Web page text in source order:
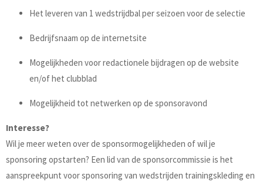
Het leveren van 1 wedstrijdbal per seizoen voor de selectie
Bedrijfsnaam op de internetsite
Mogelijkheden voor redactionele bijdragen op de website
en/of het clubblad
Mogelijkheid tot netwerken op de sponsoravond
Interesse?
Wil je meer weten over de sponsormogelijkheden of wil je
sponsoring opstarten? Een lid van de sponsorcommissie is het
aanspreekpunt voor sponsoring van wedstrijden trainingskleding en